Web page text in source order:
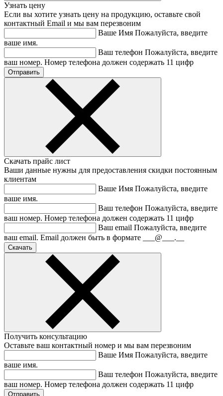
Узнать цену
Если вы хотите узнать цену на продукцию, оставьте свой
контактный Email и мы вам перезвоним
Ваше Имя Пожалуйста, введите
ваше имя.
Ваш телефон Пожалуйста, введите
ваш номер. Номер телефона должен содержать 11 цифр
Скачать прайс лист
Ваши данные нужны для предоставления скидки постоянным
клиентам
Ваше Имя Пожалуйста, введите
ваше имя.
Ваш телефон Пожалуйста, введите
ваш номер. Номер телефона должен содержать 11 цифр
Ваш email Пожалуйста, введите
ваш email. Email должен быть в формате ___@___.__
Получить консультацию
Оставьте ваш контактный номер и мы вам перезвоним
Ваше Имя Пожалуйста, введите
ваше имя.
Ваш телефон Пожалуйста, введите
ваш номер. Номер телефона должен содержать 11 цифр